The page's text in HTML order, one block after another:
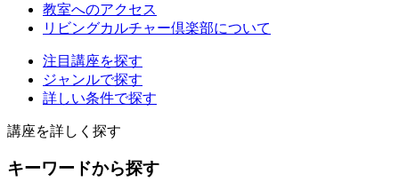
教室へのアクセス
リビングカルチャー倶楽部について
注目講座を探す
ジャンルで探す
詳しい条件で探す
講座を詳しく探す
キーワードから探す